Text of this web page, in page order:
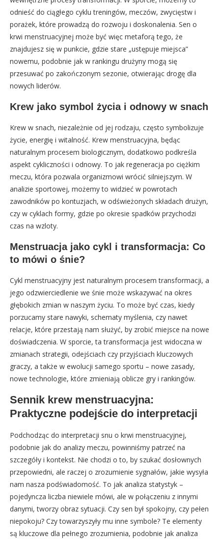
odnieść do ciągłego cyklu treningów, meczów, zwycięstw i
porażek, które prowadzą do rozwoju i doskonalenia. Sen o
krwi menstruacyjnej może być więc metaforą tego, że
znajdujesz się w punkcie, gdzie stare „ustępuje miejsca”
nowemu, podobnie jak w rankingu drużyny mogą się
przesuwać po zakończonym sezonie, otwierając drogę dla
nowych liderów.
Krew jako symbol życia i odnowy w snach
Krew w snach, niezależnie od jej rodzaju, często symbolizuje
życie, energię i witalność. Krew menstruacyjna, będąc
naturalnym procesem biologicznym, dodatkowo podkreśla
aspekt cykliczności i odnowy. To jak regeneracja po ciężkim
meczu, która pozwala organizmowi wrócić silniejszym. W
analizie sportowej, możemy to widzieć w powrotach
zawodników po kontuzjach, w odświeżonych składach drużyn,
czy w cyklach formy, gdzie po okresie spadków przychodzi
czas na wzloty.
Menstruacja jako cykl i transformacja: Co
to mówi o śnie?
Cykl menstruacyjny jest naturalnym procesem transformacji, a
jego odzwierciedlenie we śnie może wskazywać na okres
głębokich zmian w naszym życiu. To może być czas, kiedy
porzucamy stare nawyki, schematy myślenia, czy nawet
relacje, które przestają nam służyć, by zrobić miejsce na nowe
doświadczenia. W sporcie, ta transformacja jest widoczna w
zmianach strategii, odejściach czy przyjściach kluczowych
graczy, a także w ewolucji samego sportu – nowe zasady,
nowe technologie, które zmieniają oblicze gry i rankingów.
Sennik krew menstruacyjna:
Praktyczne podejście do interpretacji
Podchodząc do interpretacji snu o krwi menstruacyjnej,
podobnie jak do analizy meczu, powinniśmy patrzeć na
szczegóły i kontekst. Nie chodzi o to, by szukać dosłownych
przepowiedni, ale raczej o zrozumienie sygnałów, jakie wysyła
nam nasza podświadomość. To jak analiza statystyk –
pojedyncza liczba niewiele mówi, ale w połączeniu z innymi
danymi, tworzy obraz sytuacji. Czy sen był spokojny, czy pełen
niepokoju? Czy towarzyszyły mu inne symbole? Te elementy
są kluczowe dla pełnego zrozumienia, podobnie jak analiza